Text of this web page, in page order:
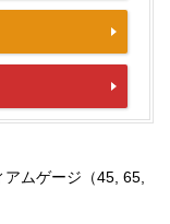
ムゲージ（45, 65,